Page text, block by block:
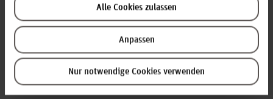
Alle Cookies zulassen
Anpassen
Nur notwendige Cookies verwenden
Die Praxisphase ist ein wesentlicher Bestandteil des
Studiums; ihre erfolgreiche Ableistung gilt als
Prüfungsvorleistung für die Zulassung zur Bachelor-Arbeit,
die Sie in der Regel ebenfalls im abschließenden 7. Semester
anfertigen werden.